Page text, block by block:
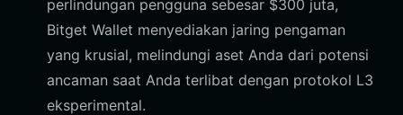
perlindungan pengguna sebesar $300 juta,
Bitget Wallet menyediakan jaring pengaman
yang krusial, melindungi aset Anda dari potensi
ancaman saat Anda terlibat dengan protokol L3
eksperimental.